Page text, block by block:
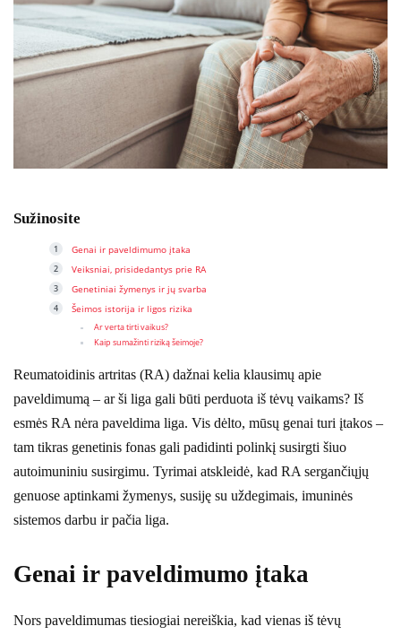
Sužinosite
Genai ir paveldimumo įtaka
Veiksniai, prisidedantys prie RA
Genetiniai žymenys ir jų svarba
Šeimos istorija ir ligos rizika
Ar verta tirti vaikus?
Kaip sumažinti riziką šeimoje?
Reumatoidinis artritas (RA) dažnai kelia klausimų apie
paveldimumą – ar ši liga gali būti perduota iš tėvų vaikams? Iš
esmės RA nėra paveldima liga. Vis dėlto, mūsų genai turi įtakos –
tam tikras genetinis fonas gali padidinti polinkį susirgti šiuo
autoimuniniu susirgimu. Tyrimai atskleidė, kad RA sergančiųjų
genuose aptinkami žymenys, susiję su uždegimais, imuninės
sistemos darbu ir pačia liga.
Genai ir paveldimumo įtaka
Nors paveldimumas tiesiogiai nereiškia, kad vienas iš tėvų